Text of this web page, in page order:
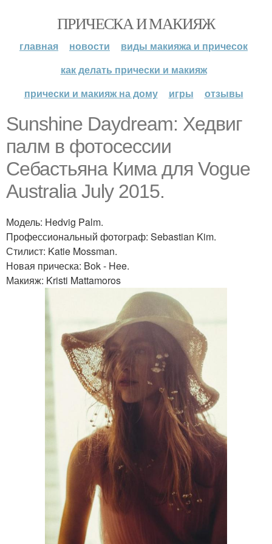
ПРИЧЕСКА И МАКИЯЖ
главная новости
виды макияжа и причесок
как делать прически и макияж
прически и макияж на дому
игры отзывы
Sunshine Daydream: Хедвиг
палм в фотосессии
Себастьяна Кима для Vogue
Australia July 2015.
Модель: Hedvig Palm.
Профессиональный фотограф: Sebastian Kim.
Стилист: Katie Mossman.
Новая прическа: Bok - Hee.
Макияж: Kristi Mattamoros